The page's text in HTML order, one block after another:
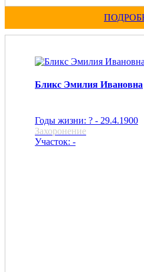
Бликс Эмилия Ивановна
Годы жизни: ? - 29.4.1900
Захоронение
Участок: -